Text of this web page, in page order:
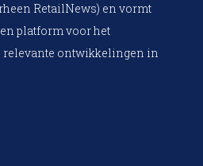
RetailNews) en vormt
platform voor het
ontwikkelingen in